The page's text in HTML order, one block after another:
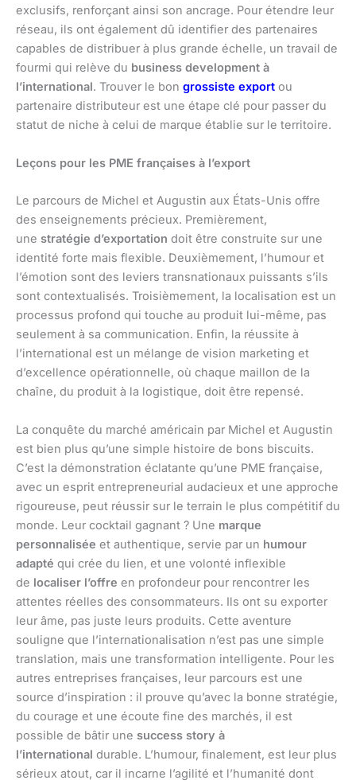
exclusifs, renforçant ainsi son ancrage. Pour étendre leur
réseau, ils ont également dû identifier des partenaires
capables de distribuer à plus grande échelle, un travail de
fourmi qui relève du business development à
l’international. Trouver le bon grossiste export ou
partenaire distributeur est une étape clé pour passer du
statut de niche à celui de marque établie sur le territoire.
Leçons pour les PME françaises à l’export
Le parcours de Michel et Augustin aux États-Unis offre
des enseignements précieux. Premièrement,
une stratégie d’exportation doit être construite sur une
identité forte mais flexible. Deuxièmement, l’humour et
l’émotion sont des leviers transnationaux puissants s’ils
sont contextualisés. Troisièmement, la localisation est un
processus profond qui touche au produit lui-même, pas
seulement à sa communication. Enfin, la réussite à
l’international est un mélange de vision marketing et
d’excellence opérationnelle, où chaque maillon de la
chaîne, du produit à la logistique, doit être repensé.
La conquête du marché américain par Michel et Augustin
est bien plus qu’une simple histoire de bons biscuits.
C’est la démonstration éclatante qu’une PME française,
avec un esprit entrepreneurial audacieux et une approche
rigoureuse, peut réussir sur le terrain le plus compétitif du
monde. Leur cocktail gagnant ? Une marque
personnalisée et authentique, servie par un humour
adapté qui crée du lien, et une volonté inflexible
de localiser l’offre en profondeur pour rencontrer les
attentes réelles des consommateurs. Ils ont su exporter
leur âme, pas juste leurs produits. Cette aventure
souligne que l’internationalisation n’est pas une simple
translation, mais une transformation intelligente. Pour les
autres entreprises françaises, leur parcours est une
source d’inspiration : il prouve qu’avec la bonne stratégie,
du courage et une écoute fine des marchés, il est
possible de bâtir une success story à
l’international durable. L’humour, finalement, est leur plus
sérieux atout, car il incarne l’agilité et l’humanité dont